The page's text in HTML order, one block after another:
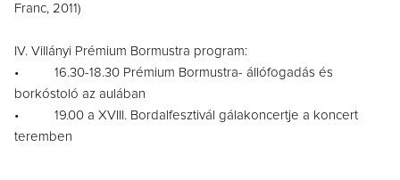
Franc, 2011)
IV. Villányi Prémium Bormustra program:
• 16.30-18.30 Prémium Bormustra- állófogadás és
borkóstoló az aulában
• 19.00 a XVIII. Bordalfesztivál gálakoncertje a koncert
teremben